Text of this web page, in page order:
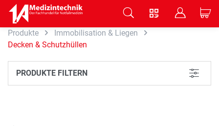
Zum Hauptinhalt springen
V B C
Produkte
Immobilisation & Liegen
Decken & Schutzhüllen
PRODUKTE FILTERN L